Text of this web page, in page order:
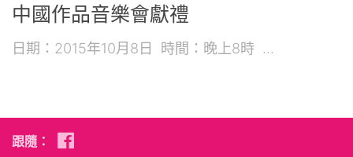
中國作品音樂會獻禮
日期：2015年10月8日 時間：晚上8時 ...
跟隨：